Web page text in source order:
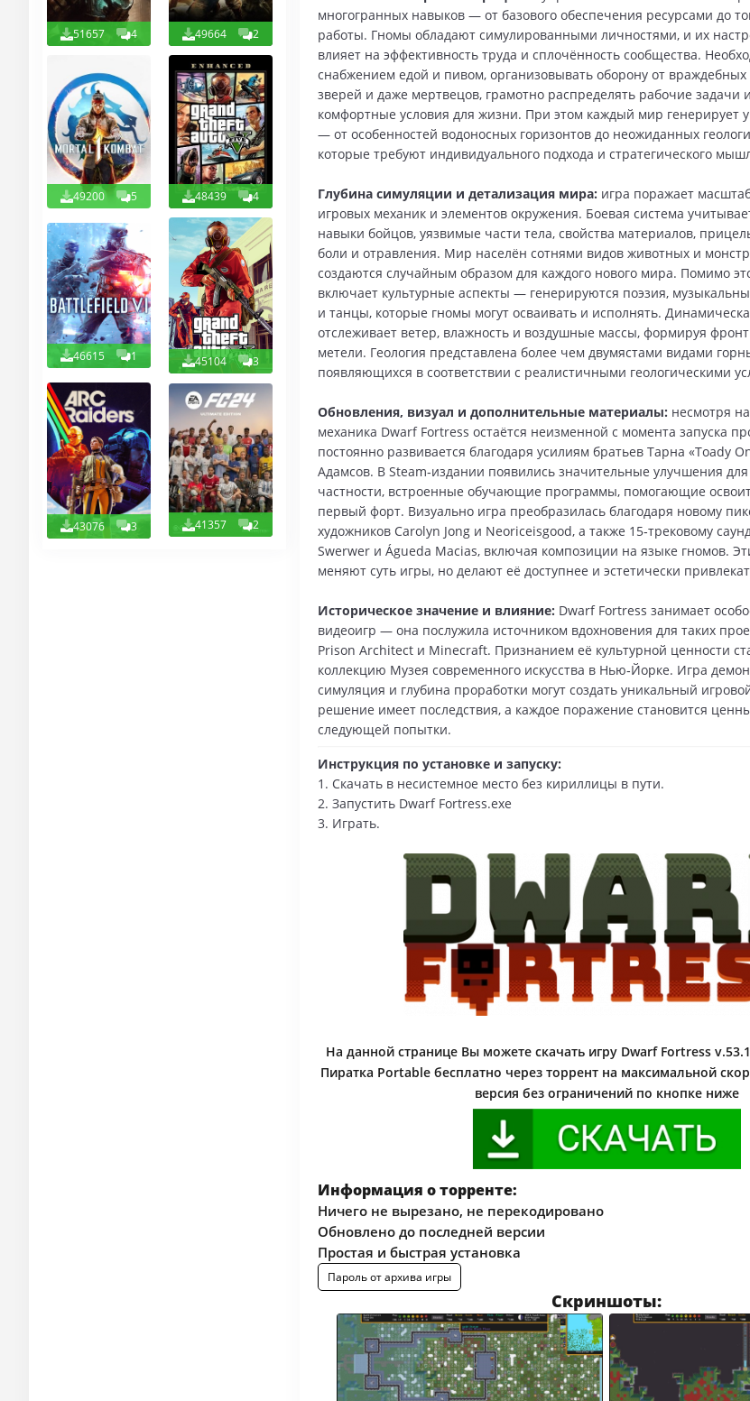
51657 4 49664 2
49200 5 48439 4
46615 1 45104 3
43076 3 41357 2
многогранных навыков — от базового обеспечения ресурсами до
работы. Гномы обладают симулированными личностями, и их
влияет на эффективность труда и сплочённость сообщества.
снабжением едой и пивом, организовывать оборону от
зверей и даже мертвецов, грамотно распределять рабочие задачи
комфортные условия для жизни. При этом каждый мир генерирует
— от особенностей водоносных горизонтов до неожиданных
которые требуют индивидуального подхода и стратегического
Глубина симуляции и детализация мира: игра поражает
игровых механик и элементов окружения. Боевая система
навыки бойцов, уязвимые части тела, свойства материалов,
боли и отравления. Мир населён сотнями видов животных и
создаются случайным образом для каждого нового мира. Помимо
включает культурные аспекты — генерируются поэзия,
и танцы, которые гномы могут осваивать и исполнять.
отслеживает ветер, влажность и воздушные массы, формируя
метели. Геология представлена более чем двумястами видами
появляющихся в соответствии с реалистичными геологическими
Обновления, визуал и дополнительные материалы: несмотря
механика Dwarf Fortress остаётся неизменной с момента запуска
постоянно развивается благодаря усилиям братьев Тарна «Toady
Адамсов. В Steam‑издании появились значительные улучшения
частности, встроенные обучающие программы, помогающие
первый форт. Визуально игра преобразилась благодаря новому
художников Carolyn Jong и Neoriceisgood, а также 15‑трековому
Swerwer и Águeda Macias, включая композиции на языке гномов.
меняют суть игры, но делают её доступнее и эстетически
Историческое значение и влияние: Dwarf Fortress занимает
видеоигр — она послужила источником вдохновения для таких
Prison Architect и Minecraft. Признанием её культурной ценности
коллекцию Музея современного искусства в Нью‑Йорке. Игра
симуляция и глубина проработки могут создать уникальный
решение имеет последствия, а каждое поражение становится
следующей попытки.
Инструкция по установке и запуску:
1. Скачать в несистемное место без кириллицы в пути.
2. Запустить Dwarf Fortress.exe
3. Играть.
На данной странице Вы можете скачать игру Dwarf Fortress
Пиратка Portable бесплатно через торрент на максимальной
версия без ограничений по кнопке ниже
Информация о торренте:
Ничего не вырезано, не перекодировано
Обновлено до последней версии
Простая и быстрая установка
Пароль от архива игры
Скриншоты: